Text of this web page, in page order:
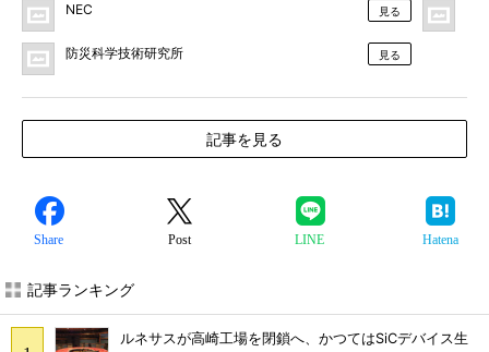
NEC 見る
防災科学技術研究所 見る
記事を見る
Share Post LINE Hatena
記事ランキング
ルネサスが高崎工場を閉鎖へ、かつてはSiCデバイス生